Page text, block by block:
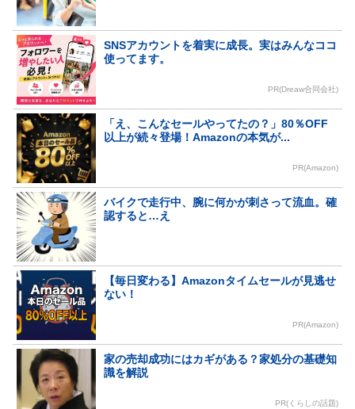
SNSアカウントを着実に成長。実はみんなココ
使ってます。
PR(Dreaw合同会社)
「え、こんなセールやってたの？」80％OFF
以上が続々登場！Amazonの本気が...
PR(Amazon)
バイクで走行中、腕に何かが刺さって流血。確
認すると…え
【毎日変わる】Amazonタイムセールが見逃せ
ない！
PR(Amazon)
家の売却成功にはカギがある？家処分の基礎知
識を解説
PR(くらしの話題)